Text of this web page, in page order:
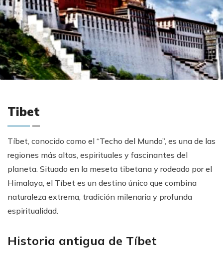
Tibet
Tíbet, conocido como el “Techo del Mundo”, es una de las
regiones más altas, espirituales y fascinantes del
planeta. Situado en la meseta tibetana y rodeado por el
Himalaya, el Tíbet es un destino único que combina
naturaleza extrema, tradición milenaria y profunda
espiritualidad.
Historia antigua de Tíbet